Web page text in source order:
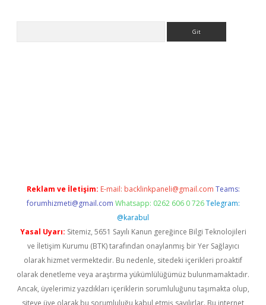
Reklam ve İletişim: E-mail: backlinkpaneli@gmail.com Teams:
forumhizmeti@gmail.com Whatsapp: 0262 606 0 726 Telegram:
@karabul
Yasal Uyarı: Sitemiz, 5651 Sayılı Kanun gereğince Bilgi Teknolojileri
ve İletişim Kurumu (BTK) tarafından onaylanmış bir Yer Sağlayıcı
olarak hizmet vermektedir. Bu nedenle, sitedeki içerikleri proaktif
olarak denetleme veya araştırma yükümlülüğümüz bulunmamaktadır.
Ancak, üyelerimiz yazdıkları içeriklerin sorumluluğunu taşımakta olup,
siteye üye olarak bu sorumluluğu kabul etmiş sayılırlar. Bu internet